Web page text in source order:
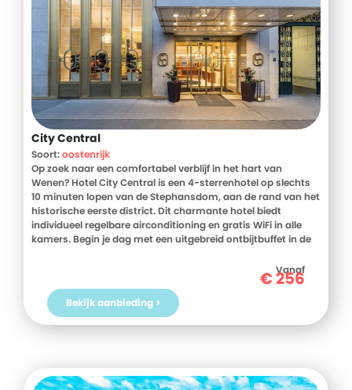
City Central
Soort:oostenrijk
Op zoek naar een comfortabel verblijf in het hart van
Wenen? Hotel City Central is een 4-sterrenhotel op slechts
10 minuten lopen van de Stephansdom, aan de rand van het
historische eerste district. Dit charmante hotel biedt
individueel regelbare airconditioning en gratis WiFi in alle
kamers. Begin je dag met een uitgebreid ontbijtbuffet in de
metrostation en de Donau op korte loopafstand, is dit de
ideale uitvalsbasis om Wenen te ontdekken. Boek vandaag
nog je verblijf in Hotel City Central en ervaar het zelf!
Vanaf
€256
Bekijk aanbieding >